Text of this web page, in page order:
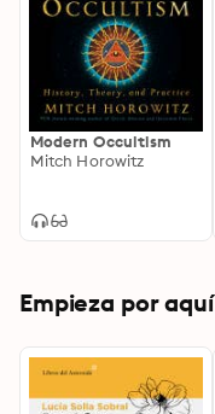
Modern Occultism
Mitch Horowitz
Empieza por aquí